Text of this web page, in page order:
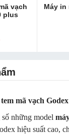
vạch
plus
Máy in
mã vạch
những model
hiệu suất cao,